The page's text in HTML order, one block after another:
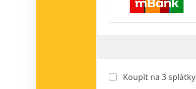
Koupit na 3splátky